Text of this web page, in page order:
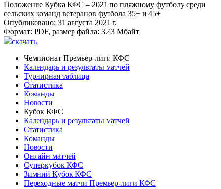
Положение Кубка КФС – 2021 по пляжному футболу среди
сельских команд ветеранов футбола 35+ и 45+
Опубликовано: 31 августа 2021 г.
Формат: PDF, размер файла: 3.43 Мбайт
скачать
Чемпионат Премьер-лиги КФС
Календарь и результаты матчей
Турнирная таблица
Статистика
Команды
Новости
Кубок КФС
Календарь и результаты матчей
Статистика
Команды
Новости
Онлайн матчей
Суперкубок КФС
Зимний Кубок КФС
Переходные матчи Премьер-лиги КФС